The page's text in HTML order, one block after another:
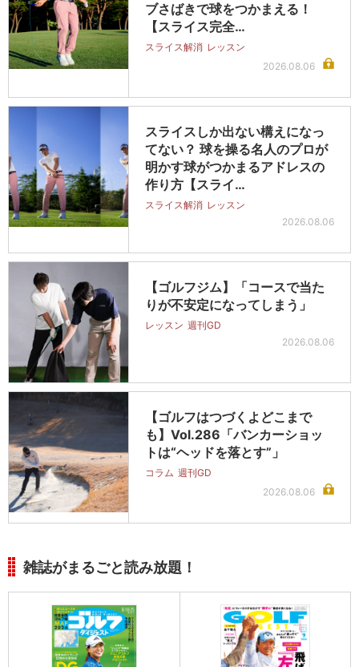
ブさばきで球をつかまえる！
【スライス完全…
スライス解消 レッスン
2026.08.06
スライスしか出ない構えになっ
てない？ 球を操る名人のプロが
明かす球がつかまるアドレスの
作り方【スライ…
スライス解消 レッスン
2026.08.06
【ゴルフジム】「コースで当た
りが不安定になってしまう」
レッスン 週刊GD
2026.08.06
【ゴルフはつづくよどこまで
も】Vol.286「バンカーショッ
トは“ヘッドを落とす”」
コラム 週刊GD
2026.08.06
雑誌がまるごと読み放題！